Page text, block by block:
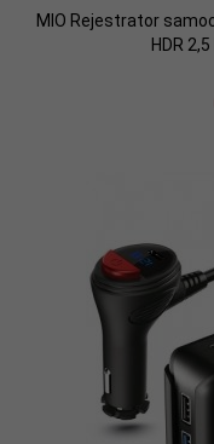
MIO Rejestrator
HDR